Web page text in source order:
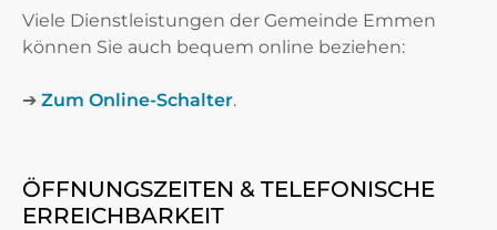
Viele Dienstleistungen der Gemeinde Emmen
können Sie auch bequem online beziehen:
➔ Zum Online-Schalter.
ÖFFNUNGSZEITEN & TELEFONISCHE
ERREICHBARKEIT